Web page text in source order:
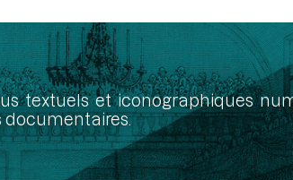
textuels et iconographiques
documentaires.